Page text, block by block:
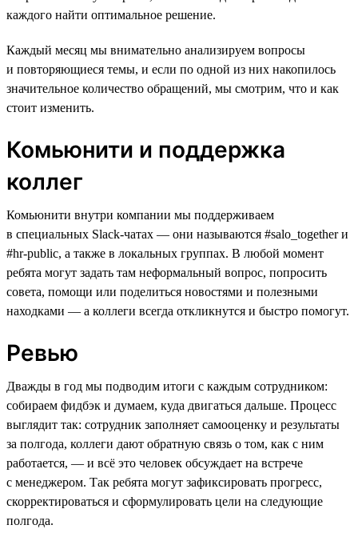
каждого найти оптимальное решение.
Каждый месяц мы внимательно анализируем вопросы
и повторяющиеся темы, и если по одной из них накопилось
значительное количество обращений, мы смотрим, что и как
стоит изменить.
Комьюнити и поддержка
коллег
Комьюнити внутри компании мы поддерживаем
в специальных Slack-чатах — они называются #salo_together и
#hr-public, а также в локальных группах. В любой момент
ребята могут задать там неформальный вопрос, попросить
совета, помощи или поделиться новостями и полезными
находками — а коллеги всегда откликнутся и быстро помогут.
Ревью
Дважды в год мы подводим итоги с каждым сотрудником:
собираем фидбэк и думаем, куда двигаться дальше. Процесс
выглядит так: сотрудник заполняет самооценку и результаты
за полгода, коллеги дают обратную связь о том, как с ним
работается, — и всё это человек обсуждает на встрече
с менеджером. Так ребята могут зафиксировать прогресс,
скорректироваться и сформулировать цели на следующие
полгода.